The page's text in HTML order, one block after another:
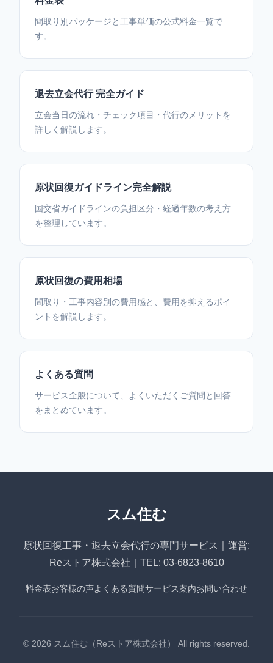
間取り別パッケージと工事単価の公式料金一覧で
す。
退去立会代行 完全ガイド
立会当日の流れ・チェック項目・代行のメリットを
詳しく解説します。
原状回復ガイドライン完全解説
国交省ガイドラインの負担区分・経過年数の考え方
を整理しています。
原状回復の費用相場
間取り・工事内容別の費用感と、費用を抑えるポイ
ントを解説します。
よくある質問
サービス全般について、よくいただくご質問と回答
をまとめています。
スム住む
原状回復工事・退去立会代行の専門サービス｜運営:
Reストア株式会社｜TEL: 03-6823-8610
料金表お客様の声よくある質問サービス案内お問い合わせ
© 2026 スム住む（Reストア株式会社） All rights reserved.